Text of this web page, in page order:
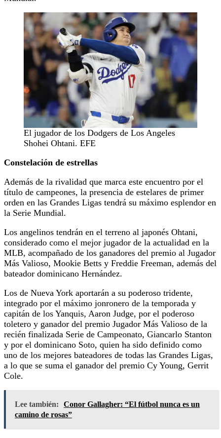
El jugador de los Dodgers de Los Angeles
Shohei Ohtani. EFE
Constelación de estrellas
Además de la rivalidad que marca este encuentro por el
título de campeones, la presencia de estelares de primer
orden en las Grandes Ligas tendrá su máximo esplendor en
la Serie Mundial.
Los angelinos tendrán en el terreno al japonés Ohtani,
considerado como el mejor jugador de la actualidad en la
MLB, acompañado de los ganadores del premio al Jugador
Más Valioso, Mookie Betts y Freddie Freeman, además del
bateador dominicano Hernández.
Los de Nueva York aportarán a su poderoso tridente,
integrado por el máximo jonronero de la temporada y
capitán de los Yanquis, Aaron Judge, por el poderoso
toletero y ganador del premio Jugador Más Valioso de la
recién finalizada Serie de Campeonato, Giancarlo Stanton
y por el dominicano Soto, quien ha sido definido como
uno de los mejores bateadores de todas las Grandes Ligas,
a lo que se suma el ganador del premio Cy Young, Gerrit
Cole.
Lee también:
Conor Gallagher: “El fútbol nunca es un
camino de rosas”